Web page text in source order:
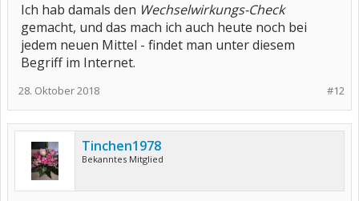
Ich hab damals den Wechselwirkungs-Check
gemacht, und das mach ich auch heute noch bei
jedem neuen Mittel - findet man unter diesem
Begriff im Internet.
#12
28. Oktober 2018
Tinchen1978
Bekanntes Mitglied